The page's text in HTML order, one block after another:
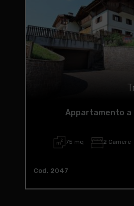
Appartamento a
75 mq 2 Camere
Cod. 2047